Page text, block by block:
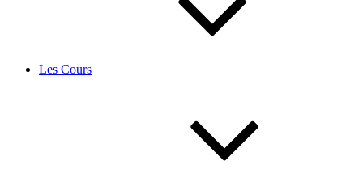
Les Cours